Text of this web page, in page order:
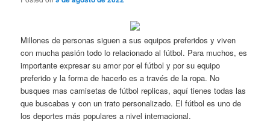
Millones de personas siguen a sus equipos preferidos y viven
con mucha pasión todo lo relacionado al fútbol. Para muchos, es
importante expresar su amor por el fútbol y por su equipo
preferido y la forma de hacerlo es a través de la ropa. No
busques mas camisetas de fútbol replicas, aquí tienes todas las
que buscabas y con un trato personalizado. El fútbol es uno de
los deportes más populares a nivel internacional.